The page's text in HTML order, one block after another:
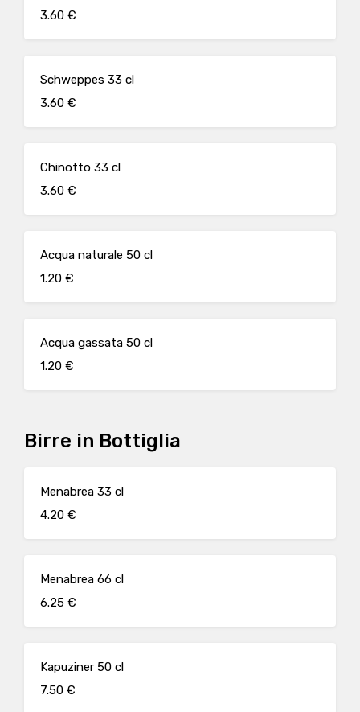
3.60 €
Schweppes 33 cl
3.60 €
Chinotto 33 cl
3.60 €
Acqua naturale 50 cl
1.20 €
Acqua gassata 50 cl
1.20 €
Birre in Bottiglia
Menabrea 33 cl
4.20 €
Menabrea 66 cl
6.25 €
Kapuziner 50 cl
7.50 €